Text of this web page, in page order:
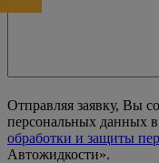
Отправляя заявку, Вы
персональных данных в
обработки и защиты
Автожидкости».